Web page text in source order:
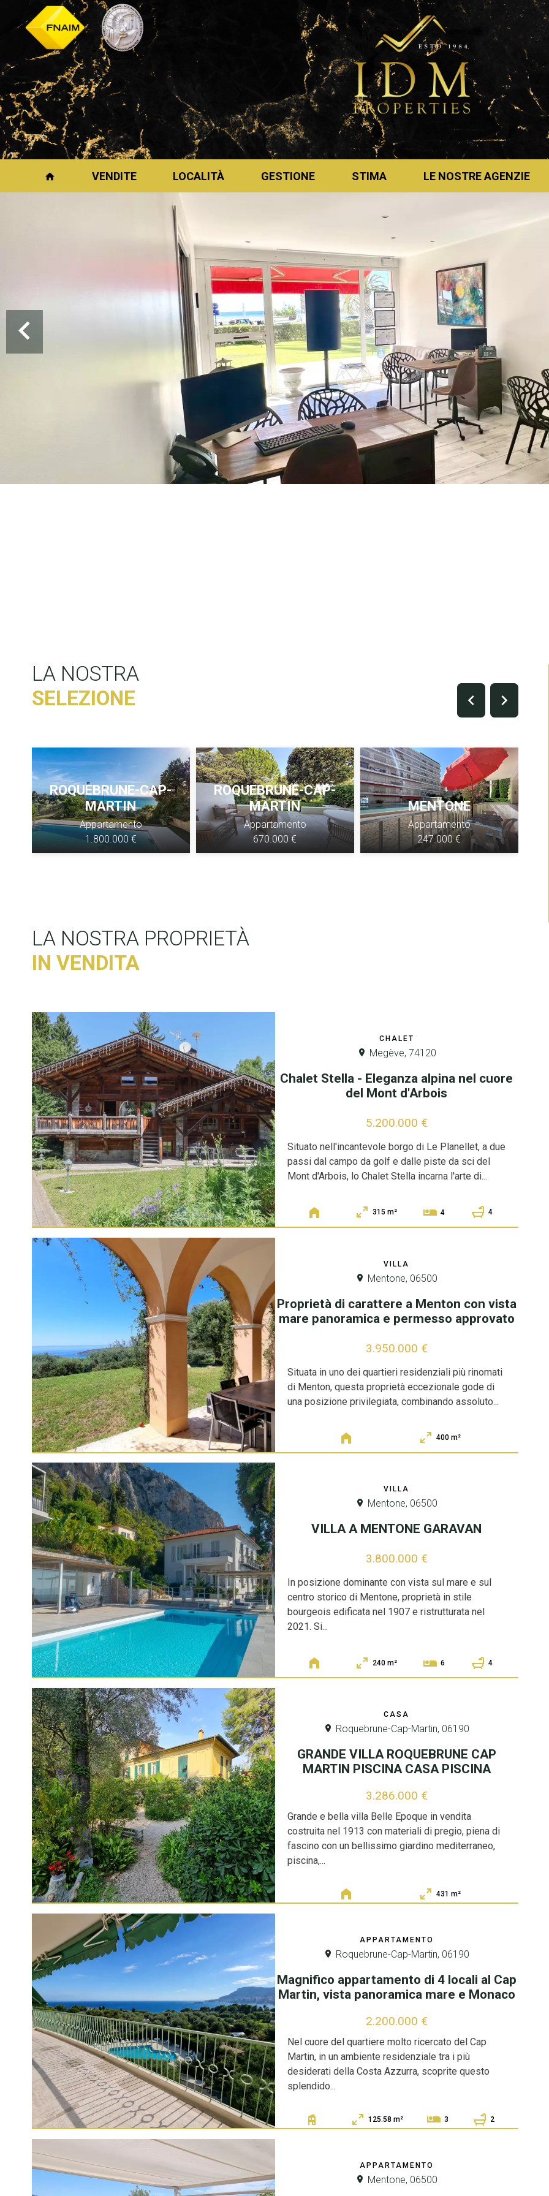
VENDITE LOCALITÀ GESTIONE STIMA LE NOSTRE AGENZIE
LA NOSTRA
SELEZIONE
ROQUEBRUNE-CAP-
MARTIN
Appartamento
1.800.000 €
ROQUEBRUNE-CAP-
MARTIN
Appartamento
670.000 €
MENTONE
Appartamento
247.000 €
LA NOSTRA PROPRIETÀ
IN VENDITA
CHALET
Megève, 74120
Chalet Stella - Eleganza alpina nel cuore
del Mont d'Arbois
5.200.000 €
Situato nell'incantevole borgo di Le Planellet, a due
passi dal campo da golf e dalle piste da sci del
Mont d'Arbois, lo Chalet Stella incarna l'arte di...
315 m² 4 4
VILLA
Mentone, 06500
Proprietà di carattere a Menton con vista
mare panoramica e permesso approvato
3.950.000 €
Situata in uno dei quartieri residenziali più rinomati
di Menton, questa proprietà eccezionale gode di
una posizione privilegiata, combinando assoluto...
400 m²
VILLA
Mentone, 06500
VILLA A MENTONE GARAVAN
3.800.000 €
In posizione dominante con vista sul mare e sul
centro storico di Mentone, proprietà in stile
bourgeois edificata nel 1907 e ristrutturata nel
2021. Si...
240 m² 6 4
CASA
Roquebrune-Cap-Martin, 06190
GRANDE VILLA ROQUEBRUNE CAP
MARTIN PISCINA CASA PISCINA
3.286.000 €
Grande e bella villa Belle Epoque in vendita
costruita nel 1913 con materiali di pregio, piena di
fascino con un bellissimo giardino mediterraneo,
piscina,...
431 m²
APPARTAMENTO
Roquebrune-Cap-Martin, 06190
Magnifico appartamento di 4 locali al Cap
Martin, vista panoramica mare e Monaco
2.200.000 €
Nel cuore del quartiere molto ricercato del Cap
Martin, in un ambiente residenziale tra i più
desiderati della Costa Azzurra, scoprite questo
splendido...
125.58 m² 3 2
APPARTAMENTO
Mentone, 06500